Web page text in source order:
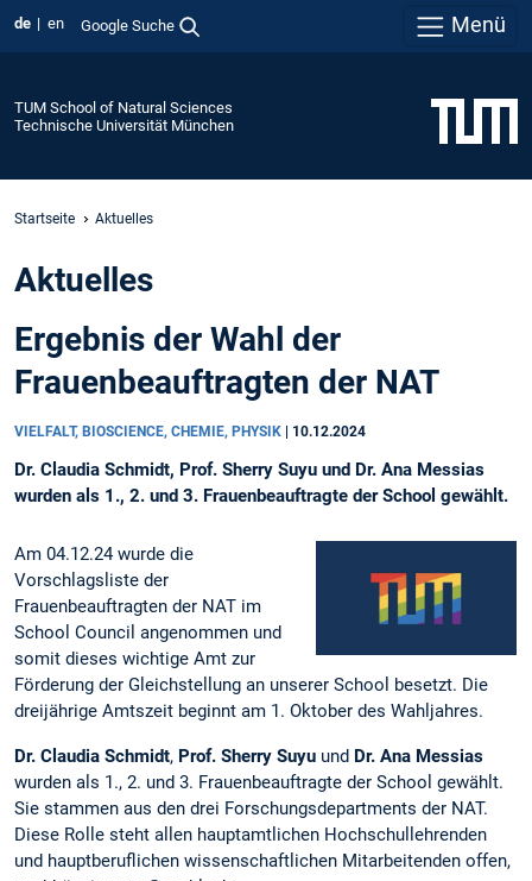
de en Google Suche Menü
TUM School of Natural Sciences
Technische Universität München
Startseite Aktuelles
Aktuelles
Ergebnis der Wahl der
Frauenbeauftragten der NAT
VIELFALT, BIOSCIENCE, CHEMIE, PHYSIK 10.12.2024
Dr. Claudia Schmidt, Prof. Sherry Suyu und Dr. Ana Messias
wurden als 1., 2. und 3. Frauenbeauftragte der School gewählt.
Am 04.12.24 wurde die
Vorschlagsliste der
Frauenbeauftragten der NAT im
School Council angenommen und
somit dieses wichtige Amt zur
Förderung der Gleichstellung an unserer School besetzt. Die
dreijährige Amtszeit beginnt am 1. Oktober des Wahljahres.
Dr. Claudia Schmidt, Prof. Sherry Suyu und Dr. Ana Messias
wurden als 1., 2. und 3. Frauenbeauftragte der School gewählt.
Sie stammen aus den drei Forschungsdepartments der NAT.
Diese Rolle steht allen hauptamtlichen Hochschullehrenden
und hauptberuflichen wissenschaftlichen Mitarbeitenden offen,